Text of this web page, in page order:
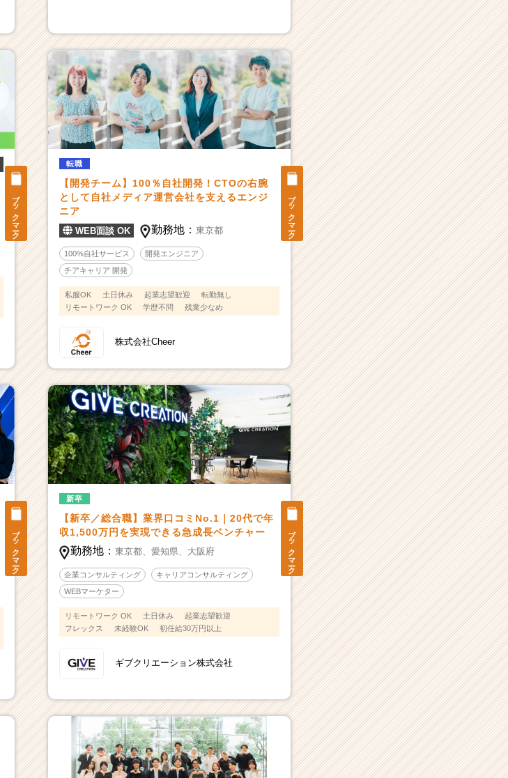
ブックマーク ブックマーク
転職
【開発チーム】100％自社開発！CTOの右腕
として自社メディア運営会社を支えるエンジ
ニア
WEB面談 OK 勤務地：東京都
100%自社サービス 開発エンジニア
チアキャリア 開発
私服OK 土日休み 起業志望歓迎
転勤無し
リモートワーク OK
学歴不問 残業少なめ
株式会社Cheer
ブックマーク ブックマーク
新卒
【新卒／総合職】業界口コミNo.1｜20代で年
収1,500万円を実現できる急成長ベンチャー
勤務地： 東京都、 愛知県、 大阪府
企業コンサルティング キャリアコンサルティング
WEBマーケター
リモートワーク OK 土日休み
起業志望歓迎
フレックス
未経験OK 初任給30万円以上
ギブクリエーション株式会社